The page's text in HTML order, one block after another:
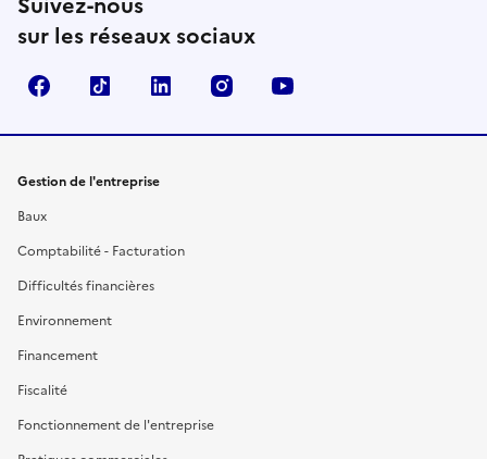
sur les réseaux sociaux
FacebookTikTok Linkedin Instagram
Gestion de l'entreprise
Baux
Comptabilité - Facturation
Difficultés financières
Environnement
Financement
Fiscalité
Fonctionnement de l'entreprise